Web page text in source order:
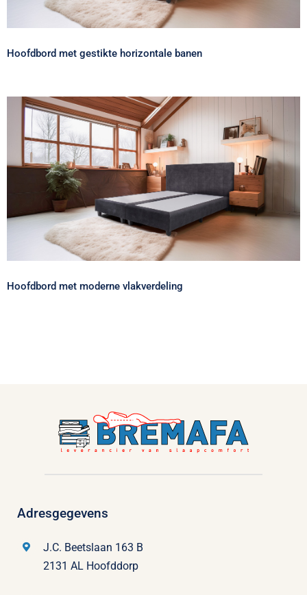
Hoofdbord met gestikte horizontale banen
Hoofdbord met moderne vlakverdeling
Hoofdbord met moderne vlakverdeling
Adresgegevens
J.C. Beetslaan 163 B
2131 AL Hoofddorp